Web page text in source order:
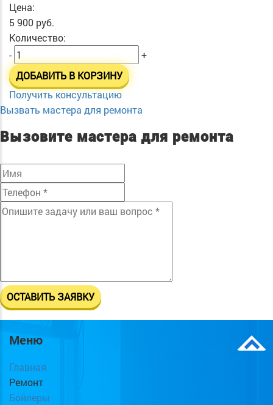
Цена:
5 900 руб.
Количество:
-
+
ДОБАВИТЬ В КОРЗИНУ
Получить консультацию
Вызвать мастера для ремонта
Вызовите мастера для ремонта
Меню
Главная
Ремонт
Бойлеры